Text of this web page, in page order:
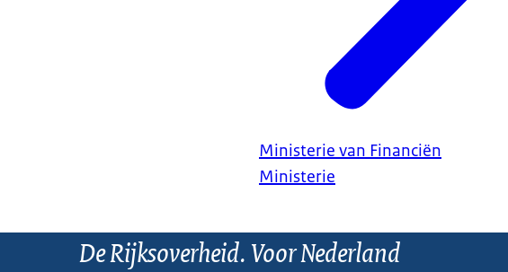
Ministerie van Financiën
Ministerie
De Rijksoverheid. Voor Nederland